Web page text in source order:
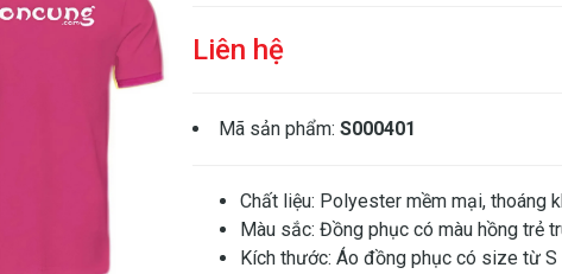
Liên hệ
Mã sản phẩm: S000401
Chất liệu: Polyester mềm mại, thoáng
Màu sắc: Đồng phục có màu hồng trẻ
Kích thước: Áo đồng phục có size từ S